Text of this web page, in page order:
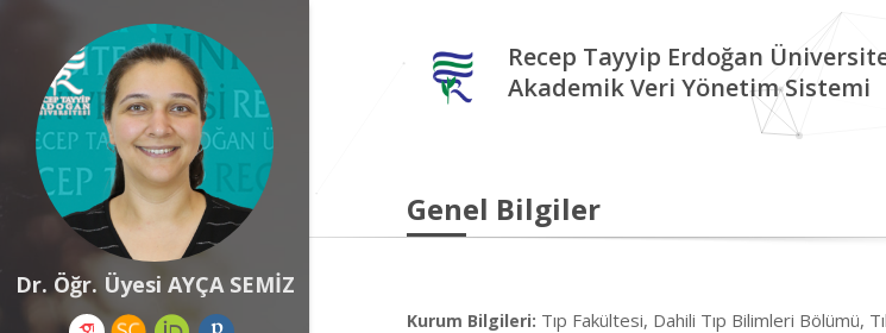
Dr. Öğr. Üyesi AYÇA SEMİZ
Recep Tayyip Erdoğan
Akademik Veri Yönetim Sistemi
Genel Bilgiler
Kurum Bilgileri: Tıp Fakültesi, Dahili Tıp Bilimleri Bölümü,